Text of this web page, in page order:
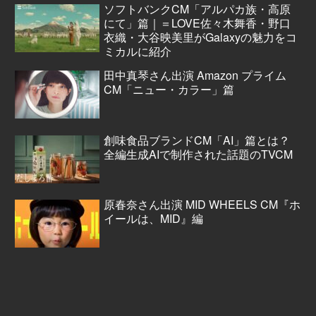
ソフトバンクCM「アルパカ族・高原
にて」篇｜＝LOVE佐々木舞香・野口
衣織・大谷映美里がGalaxyの魅力をコ
ミカルに紹介
田中真琴さん出演 Amazon プライム
CM「ニュー・カラー」篇
創味食品ブランドCM「AI」篇とは？
全編生成AIで制作された話題のTVCM
原春奈さん出演 MID WHEELS CM『ホ
イールは、MID』編